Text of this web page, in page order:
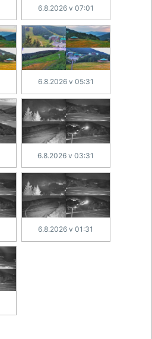
6.8.2026 v 07:01
6.8.2026 v 05:31
6.8.2026 v 03:31
6.8.2026 v 01:31